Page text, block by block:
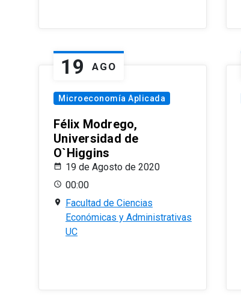
19 AGO
Microeconomía Aplicada
Félix Modrego,
Universidad de
O`Higgins
19 de Agosto de 2020
00:00
Facultad de Ciencias
Económicas y Administrativas
UC